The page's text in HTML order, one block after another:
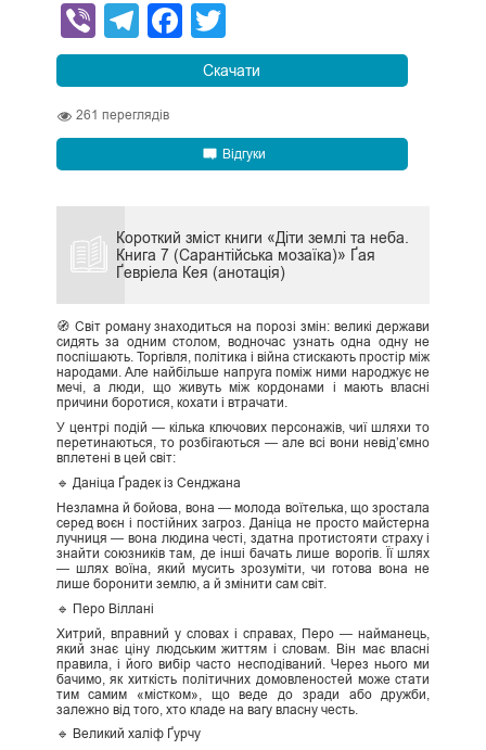
ViberTelegram
Facebook
Скачати
261 переглядів
Відгуки
Короткий зміст книги «Діти землі та неба.
Книга 7 (Сарантійська мозаїка)» Ґая
Ґевріела Кея (анотація)
🧭 Світ роману знаходиться на порозі змін: великі держави
сидять за одним столом, водночас узнать одна одну не
поспішають. Торгівля, політика і війна стискають простір між
народами. Але найбільше напруга поміж ними народжує не
мечі, а люди, що живуть між кордонами і мають власні
причини боротися, кохати і втрачати.
У центрі подій — кілька ключових персонажів, чиї шляхи то
перетинаються, то розбігаються — але всі вони невід’ємно
вплетені в цей світ:
🔹 Даніца Ґрадек із Сенджана
Незламна й бойова, вона — молода воїтелька, що зростала
серед воєн і постійних загроз. Даніца не просто майстерна
лучниця — вона людина честі, здатна протистояти страху і
знайти союзників там, де інші бачать лише ворогів. Її шлях
— шлях воїна, який мусить зрозуміти, чи готова вона не
лише боронити землю, а й змінити сам світ.
🔹 Перо Віллані
Хитрий, вправний у словах і справах, Перо — найманець,
який знає ціну людським життям і словам. Він має власні
правила, і його вибір часто несподіваний. Через нього ми
бачимо, як хиткість політичних домовленостей може стати
тим самим «містком», що веде до зради або дружби,
залежно від того, хто кладе на вагу власну честь.
🔹 Великий халіф Ґурчу